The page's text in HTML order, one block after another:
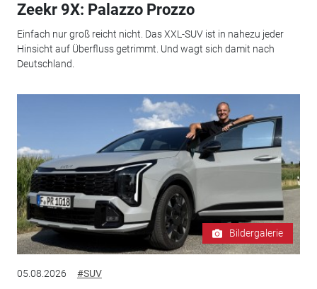
Zeekr 9X: Palazzo Prozzo
Einfach nur groß reicht nicht. Das XXL-SUV ist in nahezu jeder
Hinsicht auf Überfluss getrimmt. Und wagt sich damit nach
Deutschland.
Bildergalerie
05.08.2026 #SUV